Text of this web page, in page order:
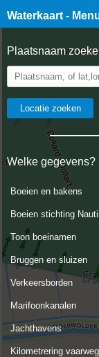
Waterkaart -
Plaatsnaam
Welke gegevens?
Boeien en bakens
Boeien stichting
Toon boeinamen
Bruggen en sluizen
Verkeersborden
Marifoonkanalen
Jachthavens
Kilometrering
☰ Waterkaart